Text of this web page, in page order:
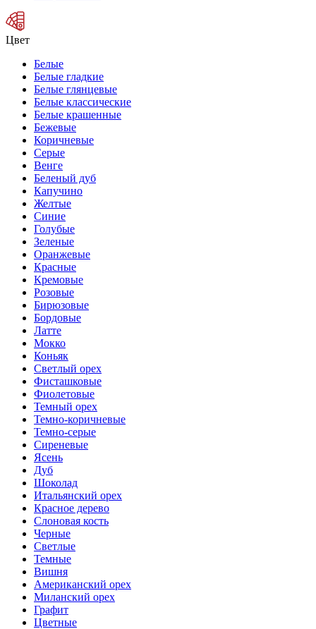
Цвет
Белые
Белые гладкие
Белые глянцевые
Белые классические
Белые крашенные
Бежевые
Коричневые
Серые
Венге
Беленый дуб
Капучино
Желтые
Синие
Голубые
Зеленые
Оранжевые
Красные
Кремовые
Розовые
Бирюзовые
Бордовые
Латте
Мокко
Коньяк
Светлый орех
Фисташковые
Фиолетовые
Темный орех
Темно-коричневые
Темно-серые
Сиреневые
Ясень
Дуб
Шоколад
Итальянский орех
Красное дерево
Слоновая кость
Черные
Светлые
Темные
Вишня
Американский орех
Миланский орех
Графит
Цветные